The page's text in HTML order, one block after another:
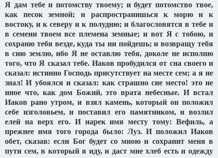
Я дам тебе и потомству твоему; и будет потомство твое,
как песок земной; и распространишься к морю и к
востоку, и к северу и к полудню; и благословятся в тебе и
в семени твоем все племена земные; и вот Я с тобою, и
сохраню тебя везде, куда ты ни пойдешь; и возвращу тебя
в сию землю, ибо Я не оставлю тебя, доколе не исполню
того, что Я сказал тебе. Иаков пробудился от сна своего и
сказал: истинно Господь присутствует на месте сем; а я не
знал! И убоялся и сказал: как страшно сие место! это не
иное что, как дом Божий, это врата небесные. И встал
Иаков рано утром, и взял камень, который он положил
себе изголовьем, и поставил его памятником, и возлил
елей на верх его. И нарек имя месту тому: Вефиль, а
прежнее имя того города было: Луз. И положил Иаков
обет, сказав: если Бог будет со мною и сохранит меня в
пути сем, в который я иду, и даст мне хлеб есть и одежду